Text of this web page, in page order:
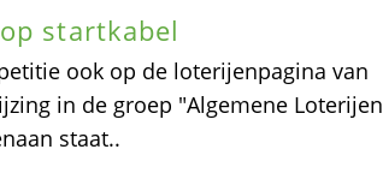
startkabel
ook op de loterijenpagina van
in de groep "Algemene Loterijen
staat..